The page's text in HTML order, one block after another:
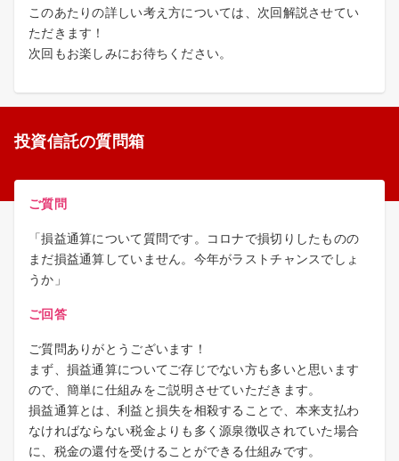
このあたりの詳しい考え方については、次回解説させてい
ただきます！
次回もお楽しみにお待ちください。
投資信託の質問箱
ご質問
「損益通算について質問です。コロナで損切りしたものの
まだ損益通算していません。今年がラストチャンスでしょ
うか」
ご回答
ご質問ありがとうございます！
まず、損益通算についてご存じでない方も多いと思います
ので、簡単に仕組みをご説明させていただきます。
損益通算とは、利益と損失を相殺することで、本来支払わ
なければならない税金よりも多く源泉徴収されていた場合
に、税金の還付を受けることができる仕組みです。